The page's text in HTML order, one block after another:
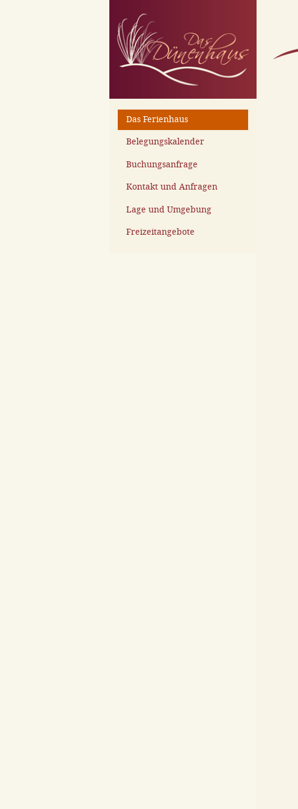
Das Ferienhaus
Belegungskalender
Buchungsanfrage
Kontakt und Anfragen
Lage und Umgebung
Freizeitangebote